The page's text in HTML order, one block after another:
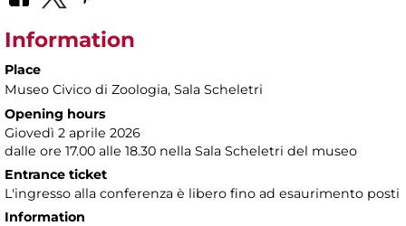
Information
Place
Museo Civico di Zoologia, Sala Scheletri
Opening hours
Giovedì 2 aprile 2026
dalle ore 17.00 alle 18.30 nella Sala Scheletri del museo
Entrance ticket
L'ingresso alla conferenza è libero fino ad esaurimento posti
Information